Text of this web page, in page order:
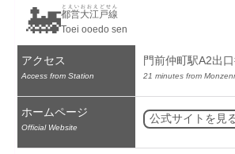
🚂都営大江戸線
とえいおおえどせん
Toei ooedo sen
アクセス
Access from Station
門前仲町駅A2出
21 minutes from
ホームページ
Official Website
公式サイトを見